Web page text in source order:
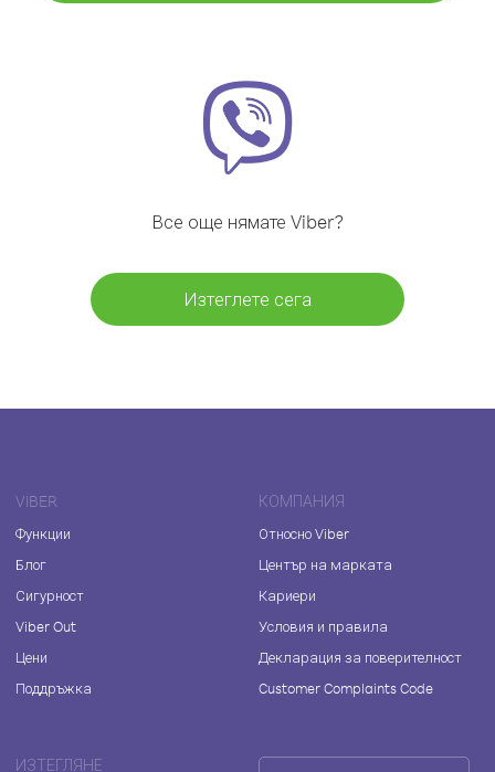
Все още нямате Viber?
Изтеглете сега
VIBER
Функции
Блог
Сигурност
Viber Out
Цени
Поддръжка
КОМПАНИЯ
Относно Viber
Център на марката
Кариери
Условия и правила
Декларация за поверителност
Customer Complaints Code
ИЗТЕГЛЯНЕ